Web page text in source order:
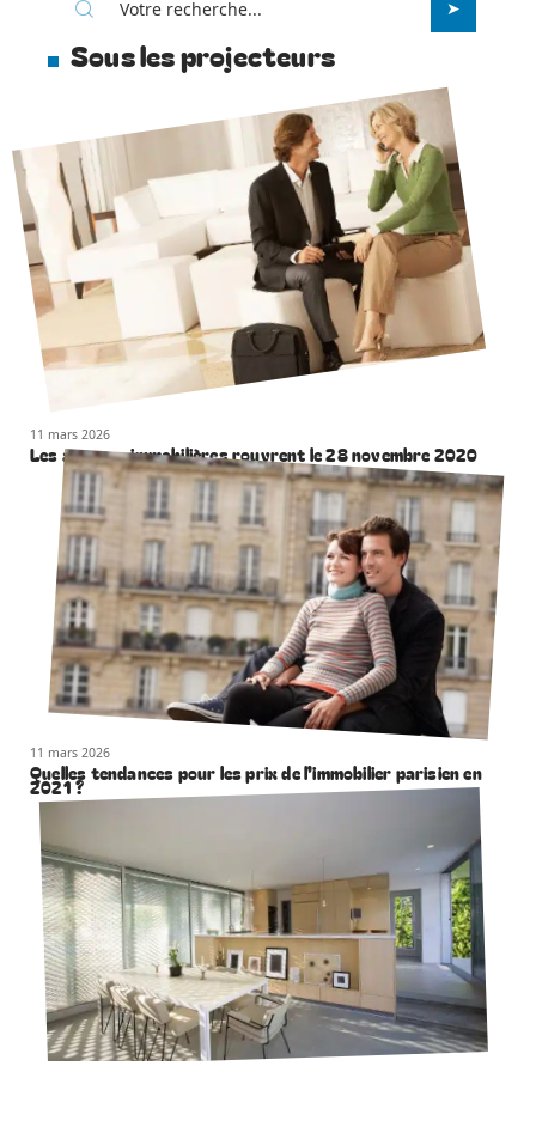
Sous les projecteurs
11 mars 2026
Les agences immobilières rouvrent le 28 novembre 2020
11 mars 2026
Quelles tendances pour les prix de l’immobilier parisien en
2021 ?